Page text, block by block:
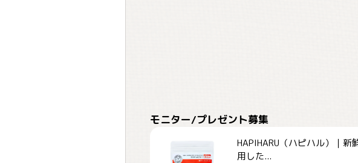
モニター/プレゼント募集
HAPIHARU（ハピハル）｜
用した...